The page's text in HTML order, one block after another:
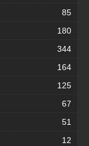
85
180
344
164
125
67
51
12